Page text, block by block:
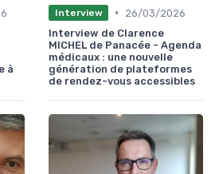
à
Interview •
26/03/2026
Interview de Clarence
MICHEL de Panacée - Agenda
médicaux : une nouvelle
génération de plateformes
de rendez-vous accessibles